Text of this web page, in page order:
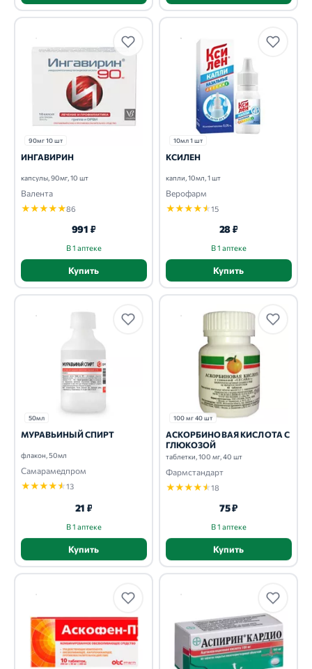
90мг 10 шт
ИНГАВИРИН
капсулы, 90мг, 10 шт
Валента
★★★★★86
991 ₽
В 1 аптеке
Купить
10мл 1 шт
КСИЛЕН
капли, 10мл, 1 шт
Верофарм
★★★★★15
28 ₽
В 1 аптеке
Купить
50мл
МУРАВЬИНЫЙ СПИРТ
флакон, 50мл
Самарамедпром
★★★★★13
21 ₽
В 1 аптеке
Купить
100 мг 40 шт
АСКОРБИНОВАЯ КИСЛОТА С
ГЛЮКОЗОЙ
таблетки, 100 мг, 40 шт
Фармстандарт
★★★★★18
75 ₽
В 1 аптеке
Купить